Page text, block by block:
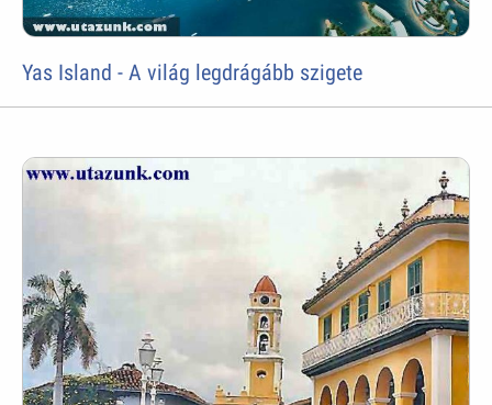
Yas Island - A világ legdrágább szigete